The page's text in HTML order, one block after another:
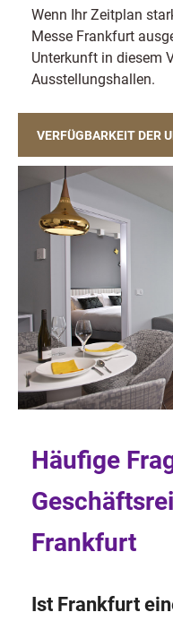
Wenn Ihr Zeitplan
Messe Frankfurt
Unterkunft in diesem
Ausstellungshallen.
VERFÜGBARKEIT DER
Häufige
Frankfurt
Ist Frankfurt